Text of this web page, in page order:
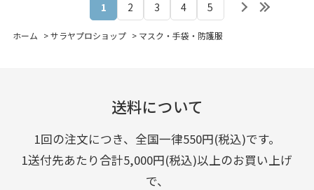
1 2 3 4 5
ホーム >サラヤプロショップ > マスク・手袋・防護服
送料について
1回の注文につき、全国一律550円(税込)です。
1送付先あたり合計5,000円(税込)以上のお買い上げ
で、